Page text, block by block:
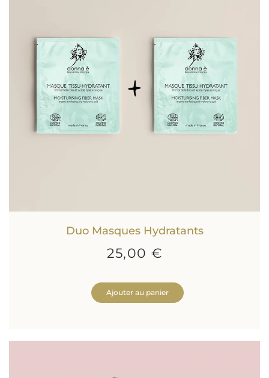
Duo Masques Hydratants
25,00 €
Ajouter au panier